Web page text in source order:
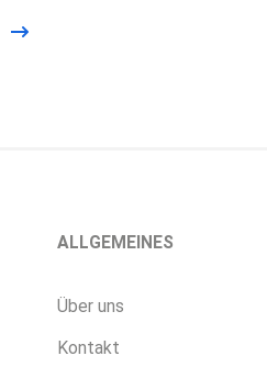
ALLGEMEINES
Über uns
Kontakt